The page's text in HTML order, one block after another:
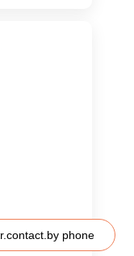
phone